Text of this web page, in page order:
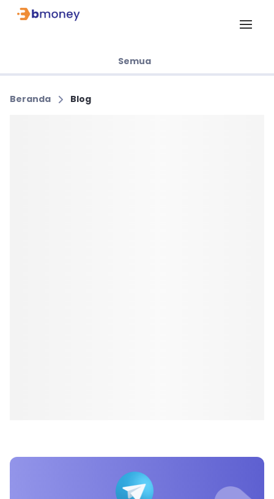
Semua
Beranda Blog